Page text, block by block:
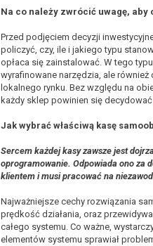
Na co należy zwrócić uwagę, aby
Przed podjęciem decyzji
policzyć, czy, ile i jakiego typu
opłaca się zainstalować. W tego
wyrafinowane narzędzia, ale
lokalnego rynku. Bez względu na
każdy sklep powinien się
Jak wybrać właściwą kasę
Sercem każdej kasy zawsze jest
oprogramowanie. Odpowiada ono za
klientem i musi pracować na
Najważniejsze cechy rozwiązania
prędkość działania, oraz
całego systemu. Co ważne,
elementów systemu sprawiał